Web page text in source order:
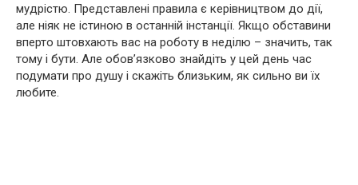
мудрістю. Представлені правила є керівництвом до дії,
але ніяк не істиною в останній інстанції. Якщо обставини
вперто штовхають вас на роботу в неділю – значить, так
тому і бути. Але обов’язково знайдіть у цей день час
подумати про душу і скажіть близьким, як сильно ви їх
любите.